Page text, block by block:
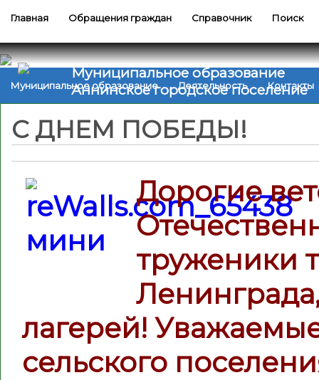
Главная Обращения граждан Справочник Поиск
Муниципальное образование
Аннинское городское поселение
Муниципальное образование Деятельность Контакты
С ДНЕМ ПОБЕДЫ!
Дорогие
труженики
лагерей!
сельского